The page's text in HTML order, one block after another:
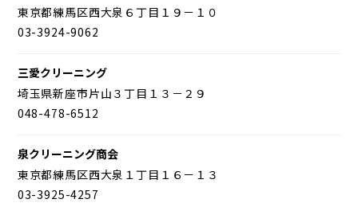
東京都練馬区西大泉６丁目１９－１０
03-3924-9062
三愛クリーニング
埼玉県新座市片山３丁目１３－２９
048-478-6512
泉クリーニング商会
東京都練馬区西大泉１丁目１６－１３
03-3925-4257